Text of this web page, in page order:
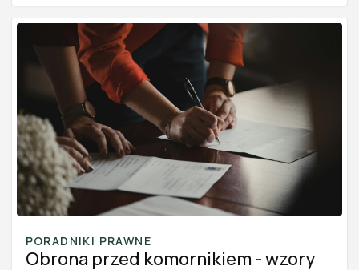
kroku oraz darmowy kalkulator alimentów. Stan
prawny na 2026 rok.
PORADNIKI PRAWNE
Obrona przed komornikiem - wzory